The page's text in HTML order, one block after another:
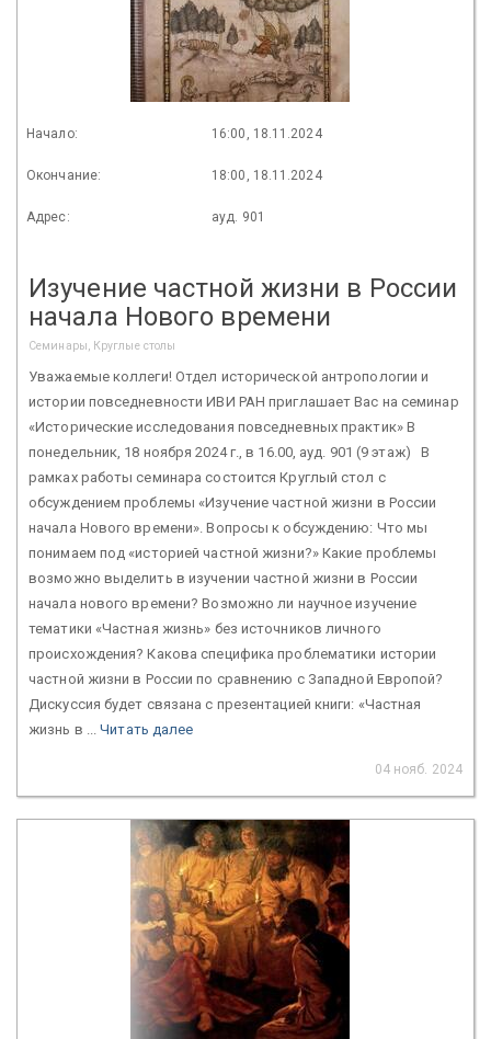
Начало: 16:00, 18.11.2024
Окончание: 18:00, 18.11.2024
Адрес: ауд. 901
Изучение частной жизни в России
начала Нового времени
Семинары, Круглые столы
Уважаемые коллеги! Отдел исторической антропологии и
истории повседневности ИВИ РАН приглашает Вас на семинар
«Исторические исследования повседневных практик» В
понедельник, 18 ноября 2024 г., в 16.00, ауд. 901 (9 этаж) В
рамках работы семинара состоится Круглый стол с
обсуждением проблемы «Изучение частной жизни в России
начала Нового времени». Вопросы к обсуждению: Что мы
понимаем под «историей частной жизни?» Какие проблемы
возможно выделить в изучении частной жизни в России
начала нового времени? Возможно ли научное изучение
тематики «Частная жизнь» без источников личного
происхождения? Какова специфика проблематики истории
частной жизни в России по сравнению с Западной Европой?
Дискуссия будет связана с презентацией книги: «Частная
жизнь в ...Читать далее
04 нояб. 2024